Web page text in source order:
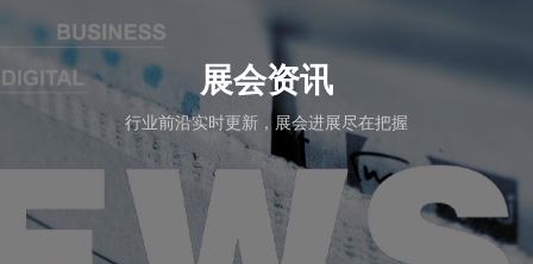
展会资讯
行业前沿实时更新，展会进展尽在把握